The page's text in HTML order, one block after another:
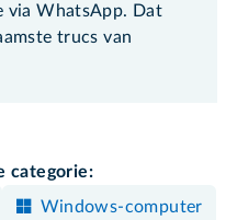
via WhatsApp. Dat
trucs van
categorie:
Windows-computer